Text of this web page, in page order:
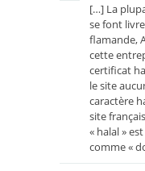
[…] La
se font
flamande,
cette
certificat
le site
caractère
site
« halal »
comme «